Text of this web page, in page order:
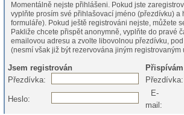
Momentálně nejste přihlášeni. Pokud jste
vyplňte prosím své přihlašovací jméno (přezdívku) a
formuláře). Pokud ještě registrováni nejste,
Pakliže chcete přispět anonymně, vyplňte do pravé
emailovou adresu a zvolte libovolnou přezdívku,
(nesmí však již být rezervována jiným registrovaným
Jsem registrován
Přezdívka:
Přezdívka:
Heslo:
E-
mail: